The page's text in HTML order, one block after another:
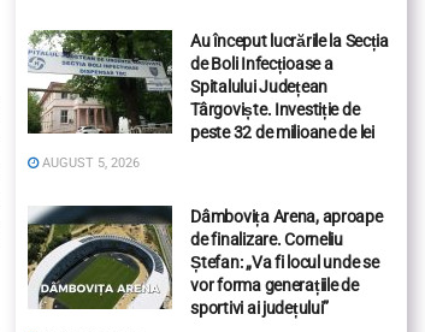
Au început lucrările la Secția
de Boli Infecțioase a
Spitalului Județean
Târgoviște. Investiție de
peste 32 de milioane de lei
AUGUST 5, 2026
Dâmbovița Arena, aproape
de finalizare. Corneliu
Ștefan: „Va fi locul unde se
vor forma generațiile de
sportivi ai județului”